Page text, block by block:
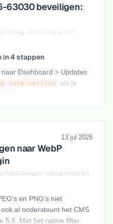
63030 beveiligen:
Doorloop deze
4 stappen
naar Dashboard > Updates
core version
als je
docs
7.0.2 of 6.8.6, via
13 jul 2026
naar WebP
comprimeren
en PNG's niet
al ondersteunt het CMS
5.8. Met het native filter